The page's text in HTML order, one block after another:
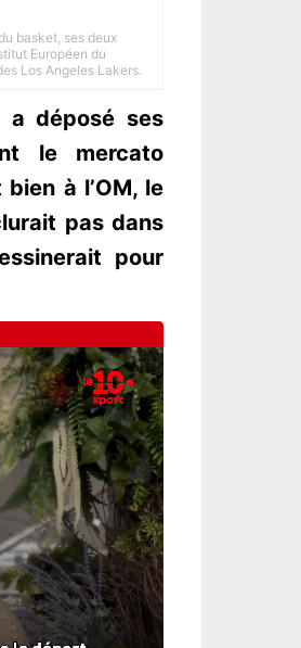
basket, ses deux
Européen du
Los Angeles Lakers.
a déposé ses
le mercato
à l’OM, le
pas dans
pour